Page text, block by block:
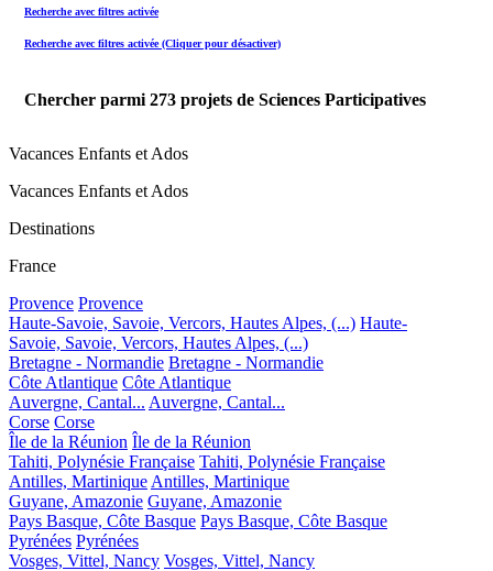
Recherche avec filtres activée
Recherche avec filtres activée (Cliquer pour désactiver)
Chercher parmi 273 projets de Sciences Participatives
Vacances Enfants et Ados
Vacances Enfants et Ados
Destinations
France
Provence Provence
Haute-Savoie, Savoie, Vercors, Hautes Alpes, (...) Haute-
Savoie, Savoie, Vercors, Hautes Alpes, (...)
Bretagne - Normandie Bretagne - Normandie
Côte Atlantique Côte Atlantique
Auvergne, Cantal... Auvergne, Cantal...
Corse Corse
Île de la Réunion Île de la Réunion
Tahiti, Polynésie Française Tahiti, Polynésie Française
Antilles, Martinique Antilles, Martinique
Guyane, Amazonie Guyane, Amazonie
Pays Basque, Côte Basque Pays Basque, Côte Basque
Pyrénées Pyrénées
Vosges, Vittel, Nancy Vosges, Vittel, Nancy